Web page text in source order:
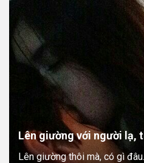
Lên giường với người lạ,
Lên giường thôi mà, có gì